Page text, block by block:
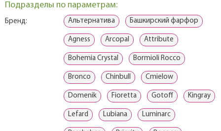
Подразделы по параметрам:
Бренд: Альтернатива Башкирский фарфор
Agness Arcopal Attribute
Bohemia Crystal Bormioli Rocco
Bronco Chinbull Cmielow
Domenik Fioretta Gotoff Kingray
Lefard Lubiana Luminarc